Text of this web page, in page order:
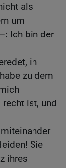
als
um
Ich bin der
in
zu dem
recht ist, und
Sie
ihres